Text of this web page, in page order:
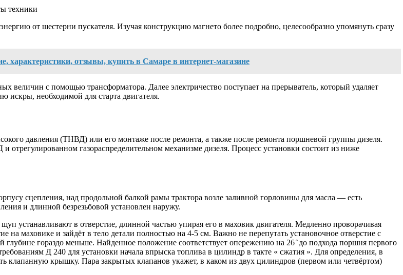
техники
от шестерни пускателя. Изучая конструкцию магнето более подробно, целесообразно упомянуть сразу
характеристики, отзывы, купить в Самаре в интернет-магазине
величин с помощью трансформатора. Далее электричество поступает на прерыватель, который удаляет
необходимой для старта двигателя.
давления (ТНВД) или его монтаже после ремонта, а также после ремонта поршневой группы дизеля.
газораспределительном механизме дизеля. Процесс установки состоит из ниже
сцепления, над продольной балкой рамы трактора возле заливной горловины для масла — есть
и длинной безрезьбовой установлен наружу.
устанавливают в отверстие, длинной частью упирая его в маховик двигателя. Медленно проворачивая
на маховике и зайдёт в тело детали полностью на 4-5 см. Важно не перепутать установочное отверстие с
гораздо меньше. Найденное положение соответствует опережению на 26 ̊ до подхода поршня первого
Д 240 для установки начала впрыска топлива в цилиндр в такте « сжатия ». Для определения, в
клапанную крышку. Пара закрытых клапанов укажет, в каком из двух цилиндров (первом или четвёртом)